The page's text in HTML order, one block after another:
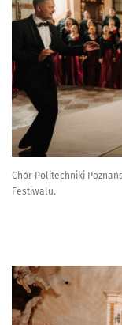
Chór Politechniki
Festiwalu.